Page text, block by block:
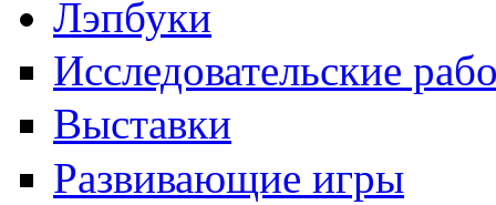
Лэпбуки
Исследовательские
Выставки
Развивающие игры